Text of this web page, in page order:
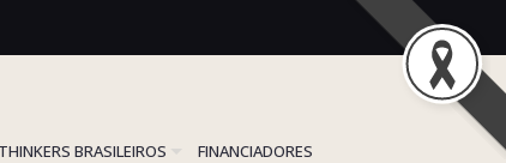
THINKERS BRASILEIROS FINANCIADORES